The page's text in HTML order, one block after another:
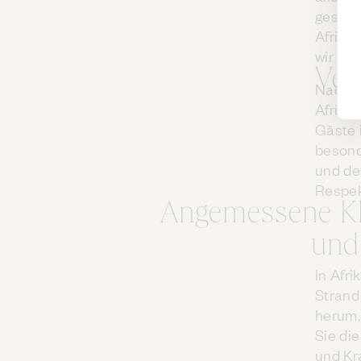
Afrika
wir
Afrika
Gäste
und
Angemessene
In
Sie
und